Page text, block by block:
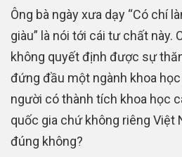
Ông bà ngày xưa dạy “Có chí
giàu” là nói tới cái tư chất này.
không quyết định được sự
đứng đầu một ngành khoa
người có thành tích khoa học
quốc gia chứ không riêng Việt
đúng không?